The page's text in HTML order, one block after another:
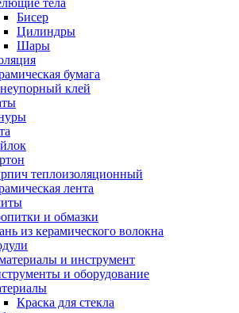
тела
Бисер
Цилиндры
Шары
бумага
клей
теплоизоляционный
лента
и обмазки
из керамического волокна
и инструмент
и оборудование
Краска для стекла